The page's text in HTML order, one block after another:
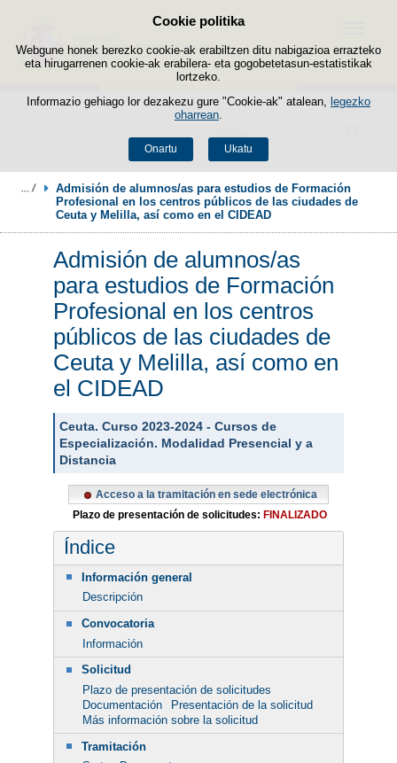
Cookie politika
Webgune honek berezko cookie-ak erabiltzen ditu nabigazioa errazteko
eta hirugarrenen cookie-ak erabilera- eta gogobetetasun-estatistikak
lortzeko.
Informazio gehiago lor dezakezu gure "Cookie-ak" atalean, legezko
oharrean
Onartu Ukatu
Edukira salto egin
Menua
Admisión de alumnos/as para estudios de Formación
Profesional en los centros públicos de las ciudades de
Ceuta y Melilla, así como en el CIDEAD
Admisión de alumnos/as
para estudios de Formación
Profesional en los centros
públicos de las ciudades de
Ceuta y Melilla, así como en
el CIDEAD
Ceuta. Curso 2023-2024 - Cursos de
Especialización. Modalidad Presencial y a
Distancia
Acceso a la tramitación en sede electrónica
Plazo de presentación de solicitudes: FINALIZADO
Índice
Información general
Descripción
Convocatoria
Información
Solicitud
Plazo de presentación de solicitudes
Documentación
Presentación de la solicitud
Más información sobre la solicitud
Tramitación